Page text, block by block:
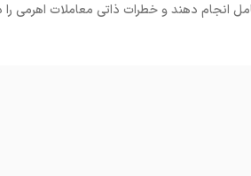
انجام دهند و خطرات ذاتی معاملات اهرمی را